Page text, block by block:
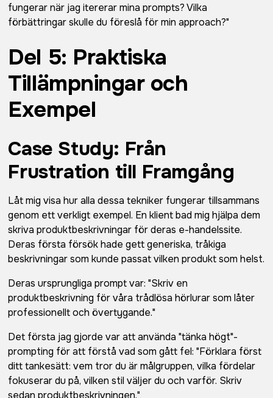
fungerar när jag itererar mina prompts? Vilka
förbättringar skulle du föreslå för min approach?"
Del 5: Praktiska
Tillämpningar och
Exempel
Case Study: Från
Frustration till Framgång
Låt mig visa hur alla dessa tekniker fungerar tillsammans
genom ett verkligt exempel. En klient bad mig hjälpa dem
skriva produktbeskrivningar för deras e-handelssite.
Deras första försök hade gett generiska, tråkiga
beskrivningar som kunde passat vilken produkt som helst.
Deras ursprungliga prompt var: "Skriv en
produktbeskrivning för våra trådlösa hörlurar som låter
professionellt och övertygande."
Det första jag gjorde var att använda "tänka högt"-
prompting för att förstå vad som gått fel: "Förklara först
ditt tankesätt: vem tror du är målgruppen, vilka fördelar
fokuserar du på, vilken stil väljer du och varför. Skriv
sedan produktbeskrivningen."